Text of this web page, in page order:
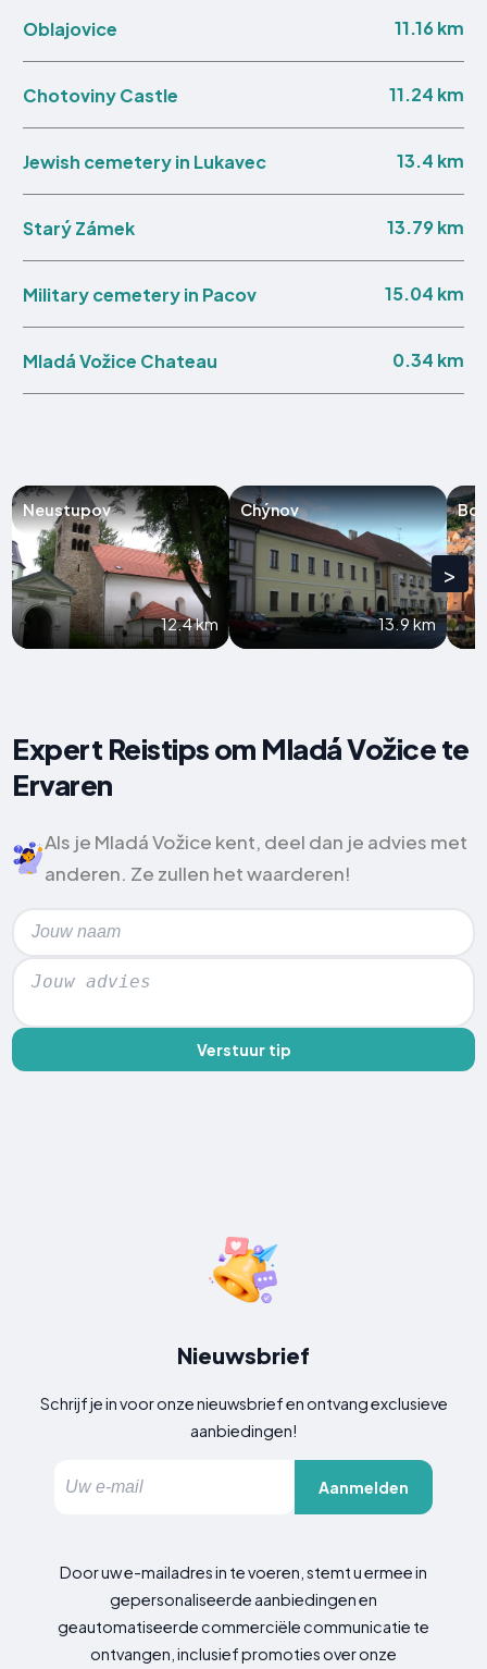
Oblajovice 11.16 km
Chotoviny Castle 11.24 km
Jewish cemetery in Lukavec 13.4 km
Starý Zámek 13.79 km
Military cemetery in Pacov 15.04 km
Mladá Vožice Chateau 0.34 km
Neustupov
12.4 km
Chýnov
13.9 km
>
Expert Reistips om Mladá Vožice te
Ervaren
Als je Mladá Vožice kent, deel dan je advies met
anderen. Ze zullen het waarderen!
Verstuur tip
Nieuwsbrief
Schrijf je in voor onze nieuwsbrief en ontvang exclusieve
aanbiedingen!
Aanmelden
Door uw e-mailadres in te voeren, stemt u ermee in
gepersonaliseerde aanbiedingen en
geautomatiseerde commerciële communicatie te
ontvangen, inclusief promoties over onze